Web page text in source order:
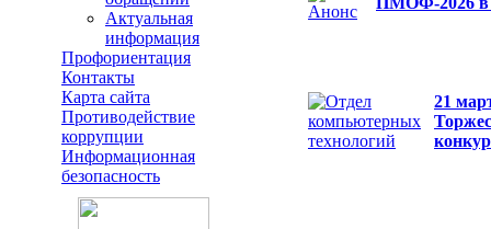
Актуальная
информация
Профориентация
Контакты
Карта сайта
Противодействие
коррупции
Информационная
безопасность
21